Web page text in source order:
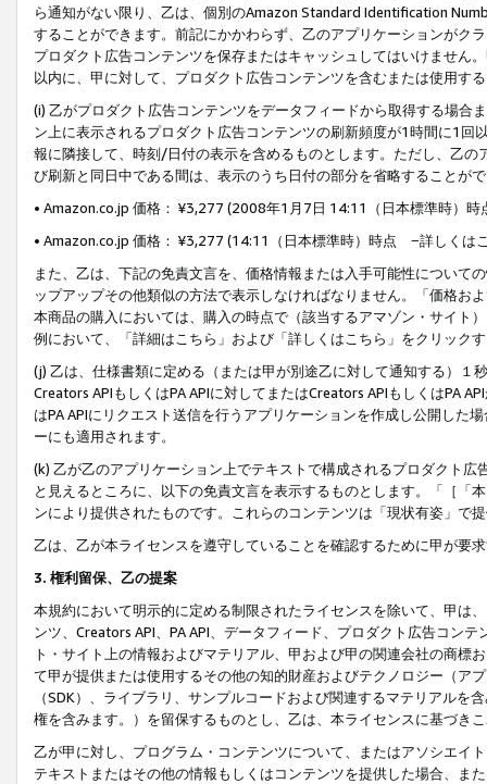
ら通知がない限り、乙は、個別のAmazon Standard Identification
することができます。前記にかかわらず、乙のアプリケーションがク
プロダクト広告コンテンツを保存またはキャッシュしてはいけません
以内に、甲に対して、プロダクト広告コンテンツを含むまたは使用す
(i) 乙がプロダクト広告コンテンツをデータフィードから取得する場合
ン上に表示されるプロダクト広告コンテンツの刷新頻度が1時間に1
報に隣接して、時刻/日付の表示を含めるものとします。ただし、乙
び刷新と同日中である間は、表示のうち日付の部分を省略することが
• Amazon.co.jp 価格： ¥3,277 (2008年1月7日 14:11（日本標準時）
• Amazon.co.jp 価格： ¥3,277 (14:11（日本標準時）時点 −詳しくは
また、乙は、下記の免責文言を、価格情報または入手可能性について
ップアップその他類似の方法で表示しなければなりません。「価格
本商品の購入においては、購入の時点で（該当するアマゾン・サイト
例において、「詳細はこちら」および「詳しくはこちら」をクリック
(j) 乙は、仕様書類に定める（または甲が別途乙に対して通知する）
Creators APIもしくはPA APIに対してまたはCreators APIもしくはPA
はPA APIにリクエスト送信を行うアプリケーションを作成し公開した
ーにも適用されます。
(k) 乙が乙のアプリケーション上でテキストで構成されるプロダクト
と見えるところに、以下の免責文言を表示するものとします。「［「
ンにより提供されたものです。これらのコンテンツは「現状有姿」で
乙は、乙が本ライセンスを遵守していることを確認するために甲が要
3. 権利留保、乙の提案
本規約において明示的に定める制限されたライセンスを除いて、甲は
ンツ、Creators API、PA API、データフィード、プロダクト広告コン
ト・サイト上の情報およびマテリアル、甲および甲の関連会社の商
て甲が提供または使用するその他の知的財産およびテクノロジー（ア
（SDK）、ライブラリ、サンプルコードおよび関連するマテリアル
権を含みます。）を留保するものとし、乙は、本ライセンスに基づき
乙が甲に対し、プログラム・コンテンツについて、またはアソシエイ
テキストまたはその他の情報もしくはコンテンツを提供した場合、ま